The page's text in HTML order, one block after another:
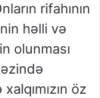
rifahının
həlli və
olunması
öz